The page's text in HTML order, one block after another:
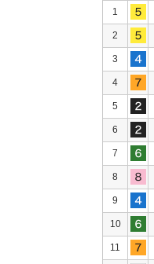
1
2
3
4
5
6
7
8
9
10
11